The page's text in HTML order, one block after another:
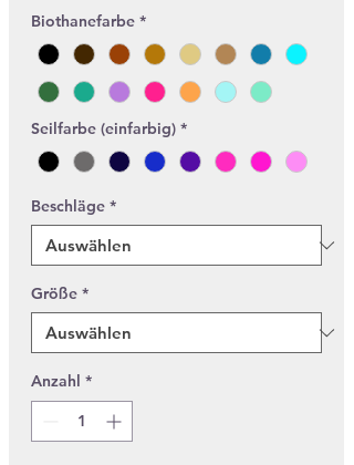
Biothanefarbe *
Seilfarbe (einfarbig) *
Beschläge *
Größe *
Anzahl *